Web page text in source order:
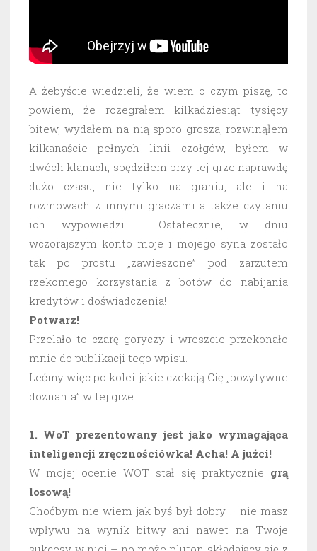
A żebyście wiedzieli, że wiem o czym piszę, to
powiem, że rozegrałem kilkadziesiąt tysięcy
bitew, wydałem na nią sporo grosza, rozwinąłem
kilkanaście pełnych linii czołgów, byłem w
dwóch klanach, spędziłem przy tej grze naprawdę
dużo czasu, nie tylko na graniu, ale i na
rozmowach z innymi graczami a także czytaniu
ich wypowiedzi. Ostatecznie, w dniu
wczorajszym konto moje i mojego syna zostało
tak po prostu „zawieszone” pod zarzutem
rzekomego korzystania z botów do nabijania
kredytów i doświadczenia!
Potwarz!
Przelało to czarę goryczy i wreszcie przekonało
mnie do publikacji tego wpisu.
Lećmy więc po kolei jakie czekają Cię „pozytywne
doznania” w tej grze:
1. WoT prezentowany jest jako wymagająca
inteligencji zręcznościówka! Acha! A jużci!
W mojej ocenie WOT stał się praktycznie grą
losową!
Choćbym nie wiem jak byś był dobry – nie masz
wpływu na wynik bitwy ani nawet na Twoje